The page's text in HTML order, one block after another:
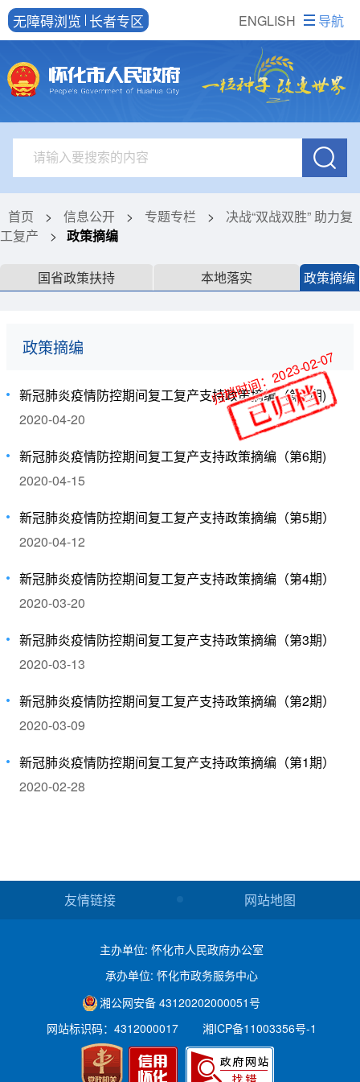
ENGLISH
无障碍浏览 长者专区 导航
首页 > 信息公开 > 专题专栏 >
决战“双战双胜” 助力复
工复产
> 政策摘编
国省政策扶持 本地落实 政策摘编
政策摘编
新冠肺炎疫情防控期间复工复产支持政策摘编（第7期)
2020-04-20
新冠肺炎疫情防控期间复工复产支持政策摘编（第6期)
2020-04-15
新冠肺炎疫情防控期间复工复产支持政策摘编（第5期）
2020-04-12
新冠肺炎疫情防控期间复工复产支持政策摘编（第4期）
2020-03-20
新冠肺炎疫情防控期间复工复产支持政策摘编（第3期）
2020-03-13
新冠肺炎疫情防控期间复工复产支持政策摘编（第2期）
2020-03-09
新冠肺炎疫情防控期间复工复产支持政策摘编（第1期）
2020-02-28
友情链接 网站地图
主办单位: 怀化市人民政府办公室
承办单位: 怀化市政务服务中心
湘公网安备 43120202000051号
网站标识码：4312000017
湘ICP备11003356号-1
归档时间：2023-02-07